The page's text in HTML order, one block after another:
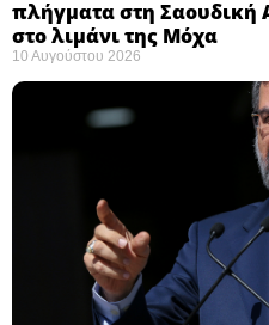
πλήγματα στη Σαουδική
στο λιμάνι της Μόχα ​
10 Αυγούστου 2026